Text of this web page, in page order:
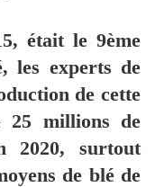
était le 9ème
les experts de
de cette
25 millions de
2020, surtout
de blé de